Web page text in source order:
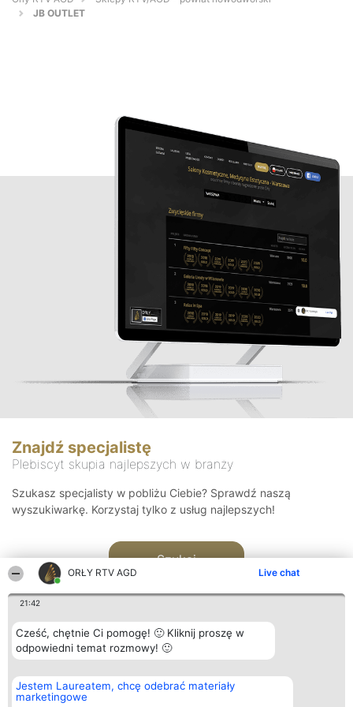
ORŁY RTV AGD Live chat
21:42
Cześć, chętnie Ci pomogę! 🙂 Kliknij proszę w
odpowiedni temat rozmowy! 🙂
Jestem Laureatem, chcę odebrać materiały
marketingowe
JB OUTLET
Znajdź specjalistę
Plebiscyt skupia najlepszych w branży
Szukasz specjalisty w pobliżu Ciebie? Sprawdź naszą
wyszukiwarkę. Korzystaj tylko z usług najlepszych!
Szukaj
Organizator plebiscytu
Bright Side Solutions sp. z o.
o. sp. k.
Plebiscyt
Laureaci
Kontakt
Kontakt